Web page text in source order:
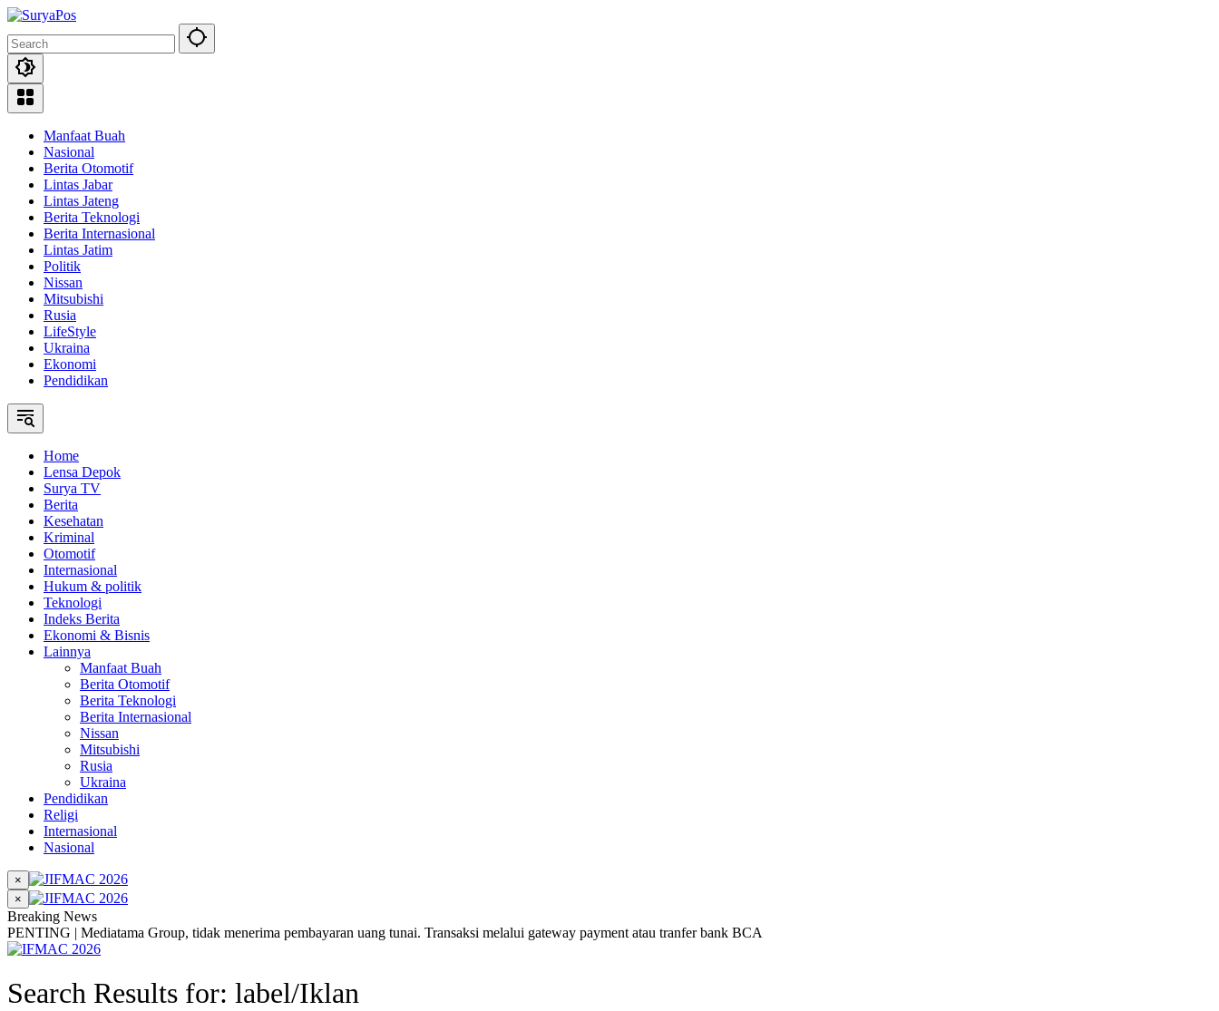
Skip
content
Manfaat Buah
Nasional
Berita Otomotif
Lintas Jabar
Lintas Jateng
Berita Teknologi
Berita Internasional
Lintas Jatim
Politik
Nissan
Mitsubishi
Rusia
LifeStyle
Ukraina
Ekonomi
Pendidikan
Home
Lensa Depok
Surya TV
Berita
Kesehatan
Kriminal
Otomotif
Internasional
Hukum & politik
Teknologi
Indeks Berita
Ekonomi & Bisnis
Lainnya
Manfaat Buah
Berita Otomotif
Berita Teknologi
Berita Internasional
Nissan
Mitsubishi
Rusia
Ukraina
Pendidikan
Religi
Internasional
Nasional
×
×
Breaking News
PENTING | Mediatama Group, tidak menerima pembayaran uang tunai. Transaksi melalui gateway payment atau tranfer bank BCA
Search Results for: label/Iklan